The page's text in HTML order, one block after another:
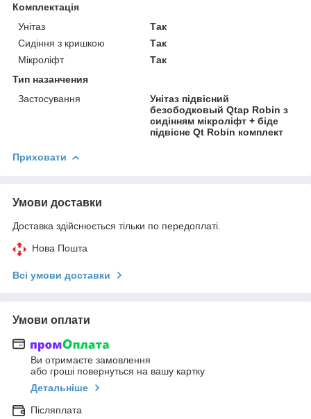
Комплектація
Унітаз
Так
Сидіння з кришкою
Так
Мікроліфт
Так
Тип назанчения
Застосування
Унітаз підвісний
безободковый Qtap Robin з
сидінням мікроліфт + біде
підвісне Qt Robin комплект
Приховати
Умови доставки
Доставка здійснюється тільки по передоплаті.
Нова Пошта
Всі умови доставки
Умови оплати
Ви отримаєте замовлення
або гроші повернуться на вашу картку
Детальніше
Післяплата